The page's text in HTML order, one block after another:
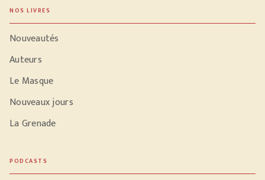
NOS LIVRES
Nouveautés
Auteurs
Le Masque
Nouveaux jours
La Grenade
PODCASTS